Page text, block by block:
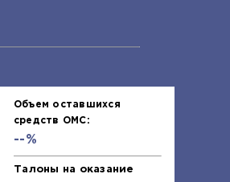
Объем оставшихся
средств ОМС:
--%
Талоны на оказание